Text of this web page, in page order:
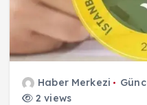
Haber Merkezi
2 views